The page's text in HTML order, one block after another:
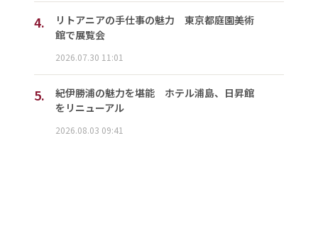
4.
リトアニアの手仕事の魅力 東京都庭園美術
館で展覧会
2026.07.30 11:01
5.
紀伊勝浦の魅力を堪能 ホテル浦島、日昇館
をリニューアル
2026.08.03 09:41